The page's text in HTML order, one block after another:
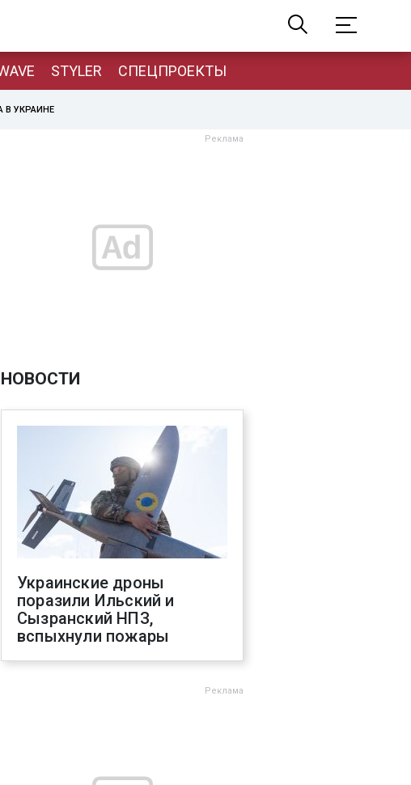
STYLER СПЕЦПРОЕКТЫ
В УКРАИНЕ
НОВОСТИ
Украинские дроны
поразили Ильский и
Сызранский НПЗ,
вспыхнули пожары